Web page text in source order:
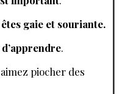
gaie et souriante.
.
piocher des